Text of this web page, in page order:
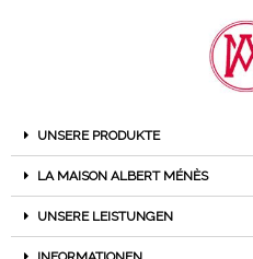
UNSERE PRODUKTE
LA MAISON ALBERT MÉNÈS
UNSERE LEISTUNGEN